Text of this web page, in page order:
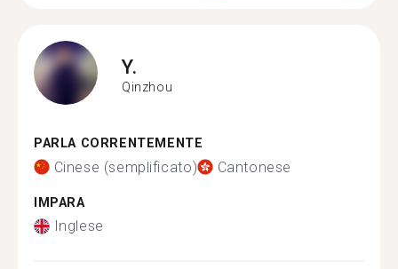
Y.
Qinzhou
PARLA CORRENTEMENTE
Cinese (semplificato) Cantonese
IMPARA
Inglese